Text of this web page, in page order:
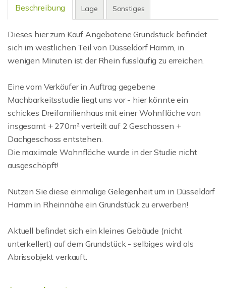
Beschreibung Lage Sonstiges
Dieses hier zum Kauf Angebotene Grundstück befindet
sich im westlichen Teil von Düsseldorf Hamm, in
wenigen Minuten ist der Rhein fussläufig zu erreichen.
Eine vom Verkäufer in Auftrag gegebene
Machbarkeitsstudie liegt uns vor - hier könnte ein
schickes Dreifamilienhaus mit einer Wohnfläche von
insgesamt + 270m² verteilt auf 2 Geschossen +
Dachgeschoss entstehen.
Die maximale Wohnfläche wurde in der Studie nicht
ausgeschöpft!
Nutzen Sie diese einmalige Gelegenheit um in Düsseldorf
Hamm in Rheinnähe ein Grundstück zu erwerben!
Aktuell befindet sich ein kleines Gebäude (nicht
unterkellert) auf dem Grundstück - selbiges wird als
Abrissobjekt verkauft.